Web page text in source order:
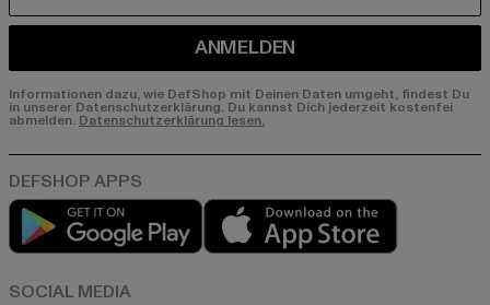
ANMELDEN
Informationen dazu, wie DefShop mit Deinen Daten umgeht, findest Du
in unserer Datenschutzerklärung. Du kannst Dich jederzeit kostenfei
abmelden.Datenschutzerklärung lesen.
Play market